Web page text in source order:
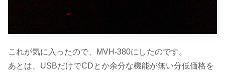
これが気に入ったので、MVH-380にしたのです。
あとは、USBだけでCDとか余分な機能が無い分低価格を